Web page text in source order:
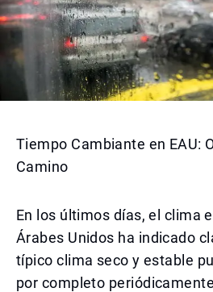
Tiempo Cambiante en EAU:
Camino
En los últimos días, el clima
Árabes Unidos ha indicado
típico clima seco y estable
por completo